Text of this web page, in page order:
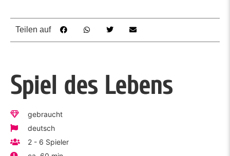
Teilen auf
Spiel des Lebens
gebraucht
deutsch
2 - 6 Spieler